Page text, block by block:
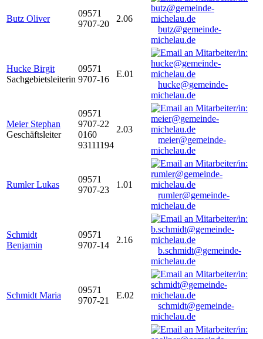
Butz Oliver
09571
9707-20
2.06
butz@gemeinde-
michelau.de
Hucke Birgit
Sachgebietsleiterin
09571
9707-16
E.01
hucke@gemeinde-
michelau.de
Meier Stephan
Geschäftsleiter
09571
9707-22
0160
93111194
2.03
meier@gemeinde-
michelau.de
Rumler Lukas
09571
9707-23
1.01
rumler@gemeinde-
michelau.de
Schmidt
Benjamin
09571
9707-14
2.16
b.schmidt@gemeinde-
michelau.de
Schmidt Maria
09571
9707-21
E.02
schmidt@gemeinde-
michelau.de